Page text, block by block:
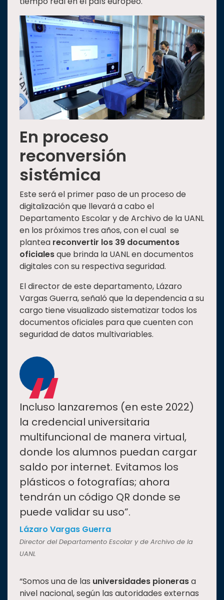
En proceso
reconversión
sistémica
Este será el primer paso de un proceso de
digitalización que llevará a cabo el
Departamento Escolar y de Archivo de la UANL
en los próximos tres años, con el cual se
plantea reconvertir los 39 documentos
oficialesque brinda la UANL en documentos
digitales con su respectiva seguridad.
El director de este departamento, Lázaro
Vargas Guerra, señaló que la dependencia a su
cargo tiene visualizado sistematizar todos los
documentos oficiales para que cuenten con
seguridad de datos multivariables.
“
Incluso lanzaremos (en este 2022)
la credencial universitaria
multifuncional de manera virtual,
donde los alumnos puedan cargar
saldo por internet. Evitamos los
plásticos o fotografías; ahora
tendrán un código QR donde se
puede validar su uso”.
Lázaro Vargas Guerra
Director del Departamento Escolar y de Archivo de la
UANL
“Somos una de las universidades pionerasa
nivel nacional, según las autoridades externas